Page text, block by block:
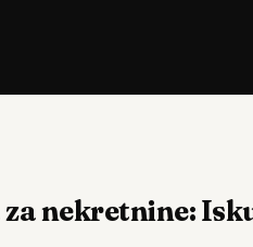
nekretnine: